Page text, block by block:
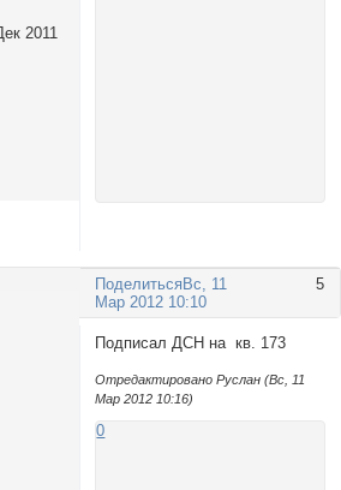
2011
Поделиться 5
Вс, 11
Мар 2012 10:10
Подписал ДСН на кв. 173
Отредактировано Руслан (Вс, 11
Мар 2012 10:16)
0